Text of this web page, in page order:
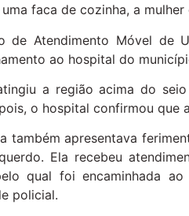
faca de cozinha, a
de Atendimento Móvel de
ao hospital do
a região acima do
o hospital confirmou que
também apresentava
Ela recebeu
qual foi encaminhada
policial.